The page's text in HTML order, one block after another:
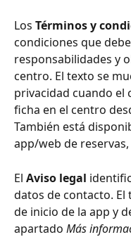
Los Términos y
condiciones que
responsabilidades y
centro. El texto se
privacidad cuando el
ficha en el centro
También está
app/web de
El Aviso legal
datos de contacto. El
de inicio de la app y
apartado Más